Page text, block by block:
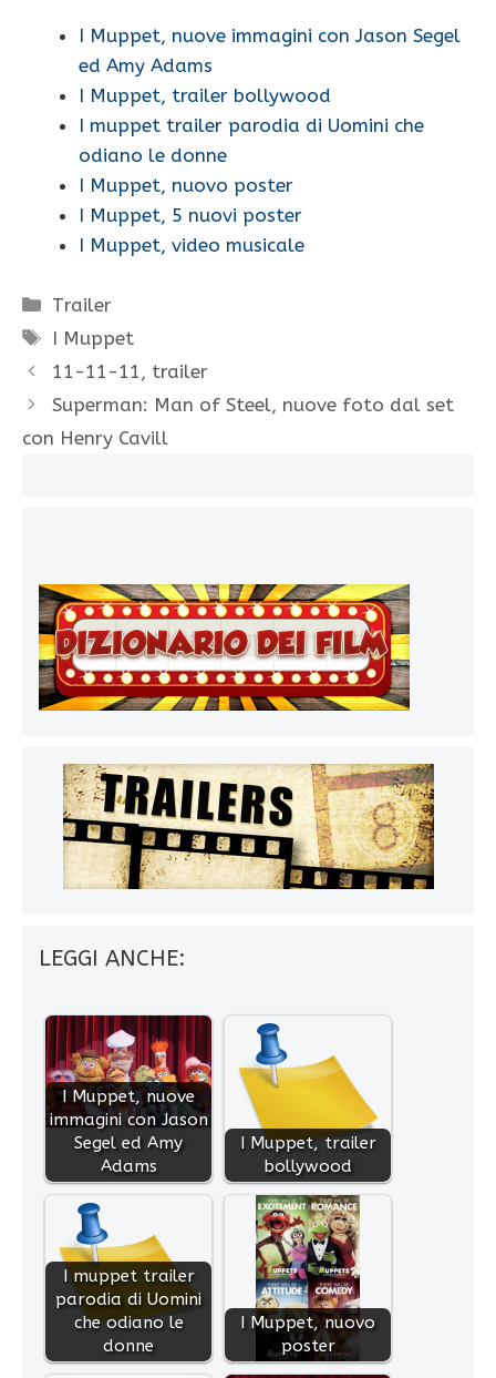
I Muppet, nuove immagini con Jason Segel
ed Amy Adams
I Muppet, trailer bollywood
I muppet trailer parodia di Uomini che
odiano le donne
I Muppet, nuovo poster
I Muppet, 5 nuovi poster
I Muppet, video musicale
Categorie
Trailer
Tag
I Muppet
11-11-11, trailer
Superman: Man of Steel, nuove foto dal set
con Henry Cavill
LEGGI ANCHE:
I Muppet, nuove
immagini con Jason
Segel ed Amy
Adams
I Muppet, trailer
bollywood
I muppet trailer
parodia di Uomini
che odiano le
donne
I Muppet, nuovo
poster